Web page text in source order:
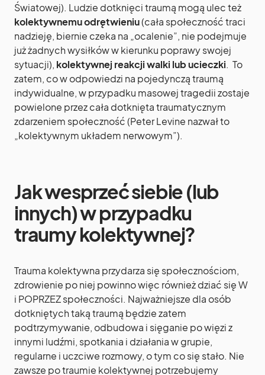
Światowej). Ludzie dotknięci traumą mogą ulec też
kolektywnemu odrętwieniu(cała społeczność traci
nadzieję, biernie czeka na „ocalenie”, nie podejmuje
już żadnych wysiłków w kierunku poprawy swojej
sytuacji), kolektywnej reakcji walki lub ucieczki. To
zatem, co w odpowiedzi na pojedynczą traumą
indywidualne, w przypadku masowej tragedii zostaje
powielone przez cała dotknięta traumatycznym
zdarzeniem społeczność (Peter Levine nazwał to
„kolektywnym układem nerwowym”).
Jak wesprzeć siebie (lub
innych) w przypadku
traumy kolektywnej?
Trauma kolektywna przydarza się społecznościom,
zdrowienie po niej powinno więc również dziać się W
i POPRZEZ społeczności. Najważniejsze dla osób
dotkniętych taką traumą będzie zatem
podtrzymywanie, odbudowa i sięganie po więzi z
innymi ludźmi, spotkania i działania w grupie,
regularne i uczciwe rozmowy, o tym co się stało. Nie
zawsze po traumie kolektywnej potrzebujemy